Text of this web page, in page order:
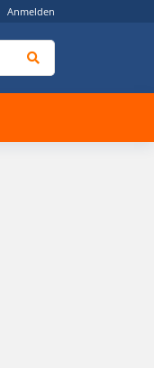
Anmelden